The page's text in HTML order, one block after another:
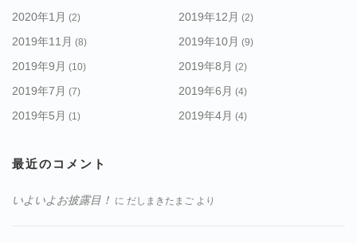
2020年1月 (2) 2019年12月 (2)
2019年11月 (8) 2019年10月 (9)
2019年9月 (10) 2019年8月 (2)
2019年7月 (7) 2019年6月 (4)
2019年5月 (1) 2019年4月 (4)
最近のコメント
いよいよお披露目！ に だしまきたまご より